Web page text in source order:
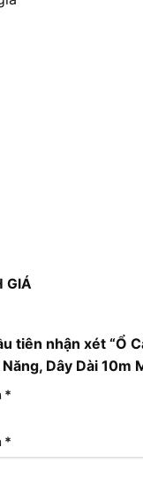
GIÁ
tiên nhận xét “Ổ
Dây Dài 10m
*
*